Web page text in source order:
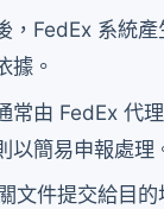
，FedEx 系統
據。
常由 FedEx 代
以簡易申報處理
文件提交給目